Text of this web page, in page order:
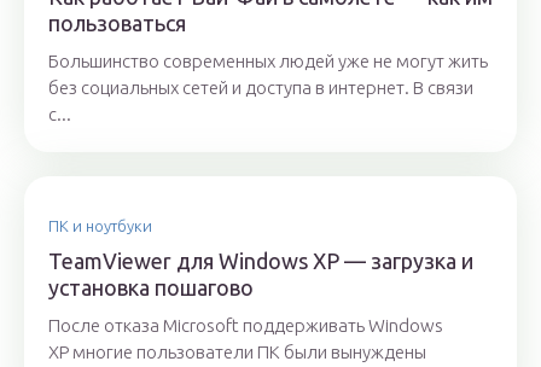
пользоваться
Большинство современных людей уже не могут жить
без социальных сетей и доступа в интернет. В связи
с...
ПК и ноутбуки
TeamViewer для Windows XP — загрузка и
установка пошагово
После отказа Microsoft поддерживать Windows
XP многие пользователи ПК были вынуждены